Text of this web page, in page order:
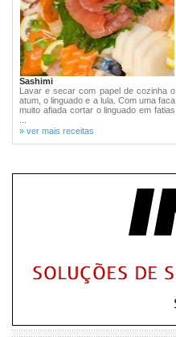
Sashimi
Lavar e secar com papel de cozinha o
atum, o linguado e a lula. Com uma faca
muito afiada cortar o linguado em fatias
» ver mais receitas